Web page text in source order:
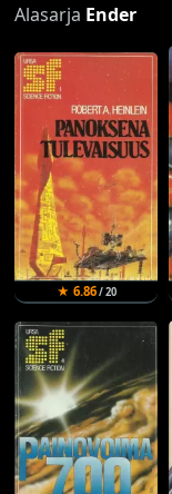
Alasarja Ender
★ 6.86/ 20